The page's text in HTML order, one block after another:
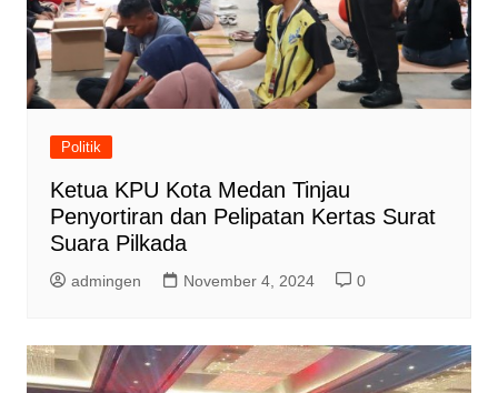
Politik
Ketua KPU Kota Medan Tinjau
Penyortiran dan Pelipatan Kertas Surat
Suara Pilkada
admingen November 4, 2024 0